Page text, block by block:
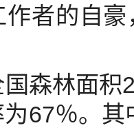
作者的自
林面积
67％。